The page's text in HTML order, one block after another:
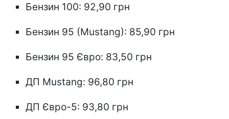
Бензин 100: 92,90 грн
Бензин 95 (Mustang): 85,90 грн
Бензин 95 Євро: 83,50 грн
ДП Mustang: 96,80 грн
ДП Євро-5: 93,80 грн